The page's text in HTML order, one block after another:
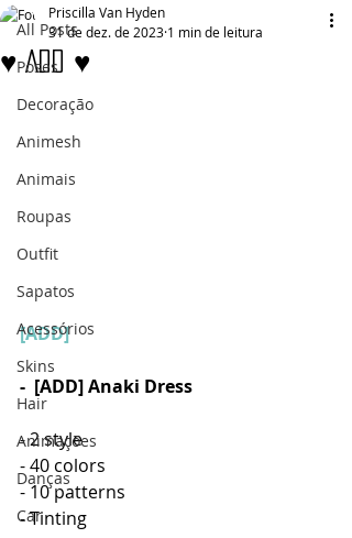
All Posts
Poses
Decoração
Animesh
Animais
Roupas
Outfit
Sapatos
Acessórios
Skins
Hair
Animações
Danças
Car
♥ Add ♥
Priscilla Van Hyden
31 de dez. de 2023 1 min de leitura
[ADD]
-  [ADD] Anaki Dress
- 2 style
- 40 colors
- 10 patterns
- Tinting